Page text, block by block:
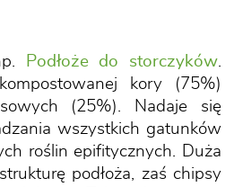
Podłoże do storczyków.
kory (75%)
(25%). Nadaje się
wszystkich gatunków
roślin epifitycznych. Duża
podłoża, zaś chipsy